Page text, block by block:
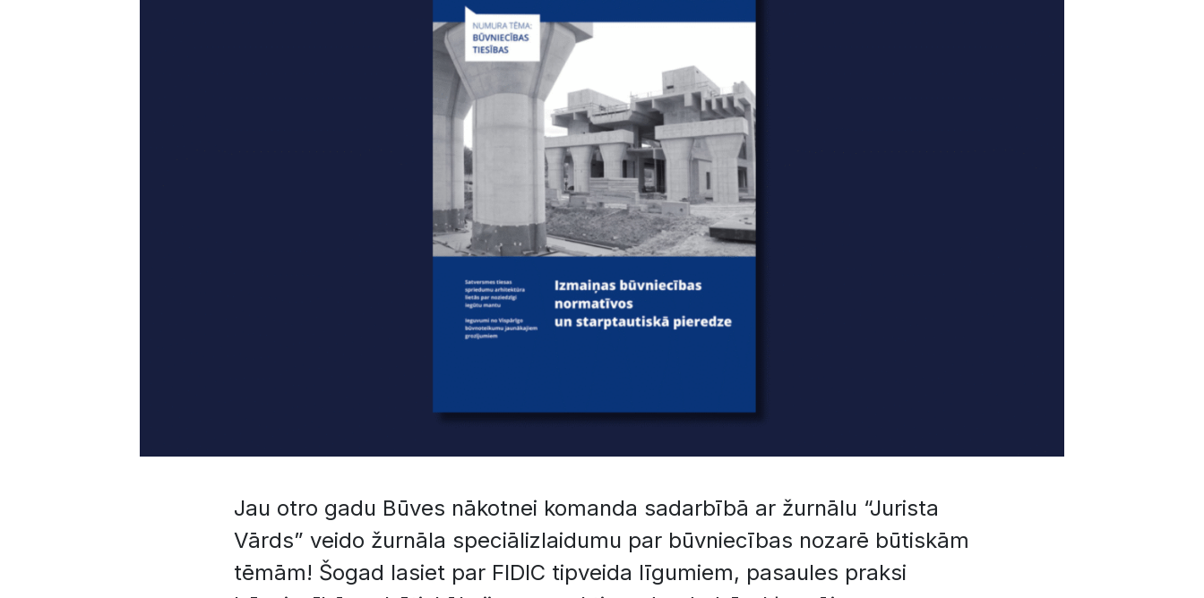
Jau otro gadu Būves nākotnei komanda sadarbībā ar žurnālu “Jurista
Vārds” veido žurnāla speciālizlaidumu par būvniecības nozarē būtiskām
tēmām! Šogad lasiet par FIDIC tipveida līgumiem, pasaules praksi